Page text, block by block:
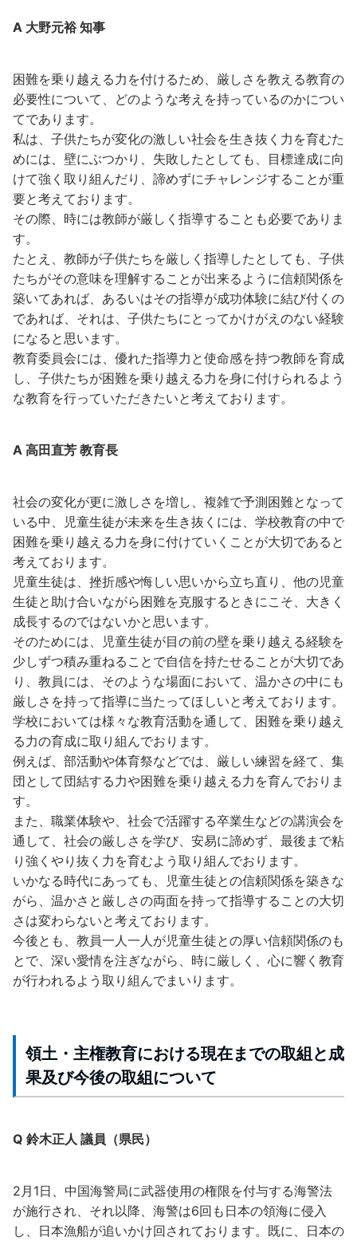
A 大野元裕 知事
困難を乗り越える力を付けるため、厳しさを教える教育の
必要性について、どのような考えを持っているのかについ
てであります。
私は、子供たちが変化の激しい社会を生き抜く力を育むた
めには、壁にぶつかり、失敗したとしても、目標達成に向
けて強く取り組んだり、諦めずにチャレンジすることが重
要と考えております。
その際、時には教師が厳しく指導することも必要でありま
す。
たとえ、教師が子供たちを厳しく指導したとしても、子供
たちがその意味を理解することが出来るように信頼関係を
築いてあれば、あるいはその指導が成功体験に結び付くの
であれば、それは、子供たちにとってかけがえのない経験
になると思います。
教育委員会には、優れた指導力と使命感を持つ教師を育成
し、子供たちが困難を乗り越える力を身に付けられるよう
な教育を行っていただきたいと考えております。
A 高田直芳 教育長
社会の変化が更に激しさを増し、複雑で予測困難となって
いる中、児童生徒が未来を生き抜くには、学校教育の中で
困難を乗り越える力を身に付けていくことが大切であると
考えております。
児童生徒は、挫折感や悔しい思いから立ち直り、他の児童
生徒と助け合いながら困難を克服するときにこそ、大きく
成長するのではないかと思います。
そのためには、児童生徒が目の前の壁を乗り越える経験を
少しずつ積み重ねることで自信を持たせることが大切であ
り、教員には、そのような場面において、温かさの中にも
厳しさを持って指導に当たってほしいと考えております。
学校においては様々な教育活動を通して、困難を乗り越え
る力の育成に取り組んでおります。
例えば、部活動や体育祭などでは、厳しい練習を経て、集
団として団結する力や困難を乗り越える力を育んでおりま
す。
また、職業体験や、社会で活躍する卒業生などの講演会を
通して、社会の厳しさを学び、安易に諦めず、最後まで粘
り強くやり抜く力を育むよう取り組んでおります。
いかなる時代にあっても、児童生徒との信頼関係を築きな
がら、温かさと厳しさの両面を持って指導することの大切
さは変わらないと考えております。
今後とも、教員一人一人が児童生徒との厚い信頼関係のも
とで、深い愛情を注ぎながら、時に厳しく、心に響く教育
が行われるよう取り組んでまいります。
領土・主権教育における現在までの取組と成
果及び今後の取組について
Q 鈴木正人 議員（県民）
2月1日、中国海警局に武器使用の権限を付与する海警法
が施行され、それ以降、海警は6回も日本の領海に侵入
し、日本漁船が追いかけ回されております。既に、日本の